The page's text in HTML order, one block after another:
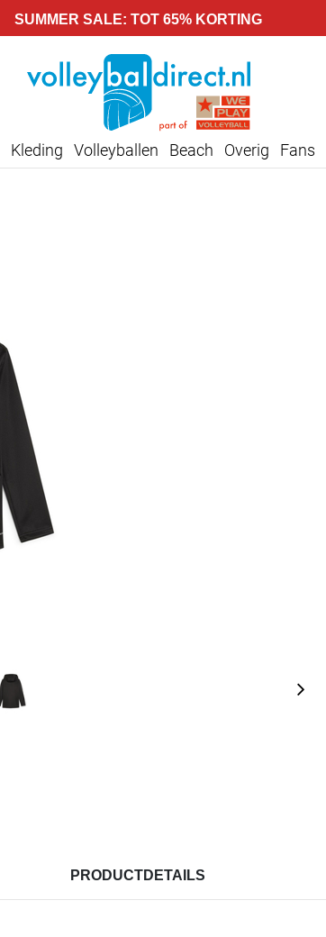
SUMMER SALE: TOT 65% KORTING
Kleding Volleyballen Beach Overig Fans
PRODUCTDETAILS